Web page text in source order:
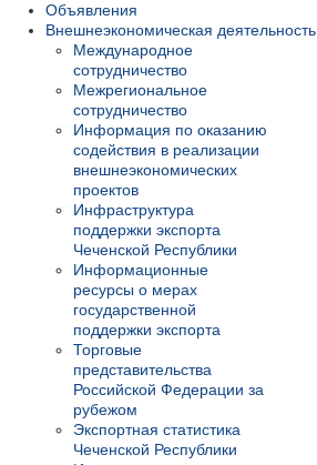
Объявления
Внешнеэкономическая деятельность
Международное
сотрудничество
Межрегиональное
сотрудничество
Информация по оказанию
содействия в реализации
внешнеэкономических
проектов
Инфраструктура
поддержки экспорта
Чеченской Республики
Информационные
ресурсы о мерах
государственной
поддержки экспорта
Торговые
представительства
Российской Федерации за
рубежом
Экспортная статистика
Чеченской Республики